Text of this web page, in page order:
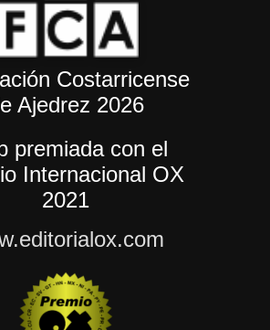
Costarricense
Ajedrez 2026
premiada con el
Internacional OX
2021